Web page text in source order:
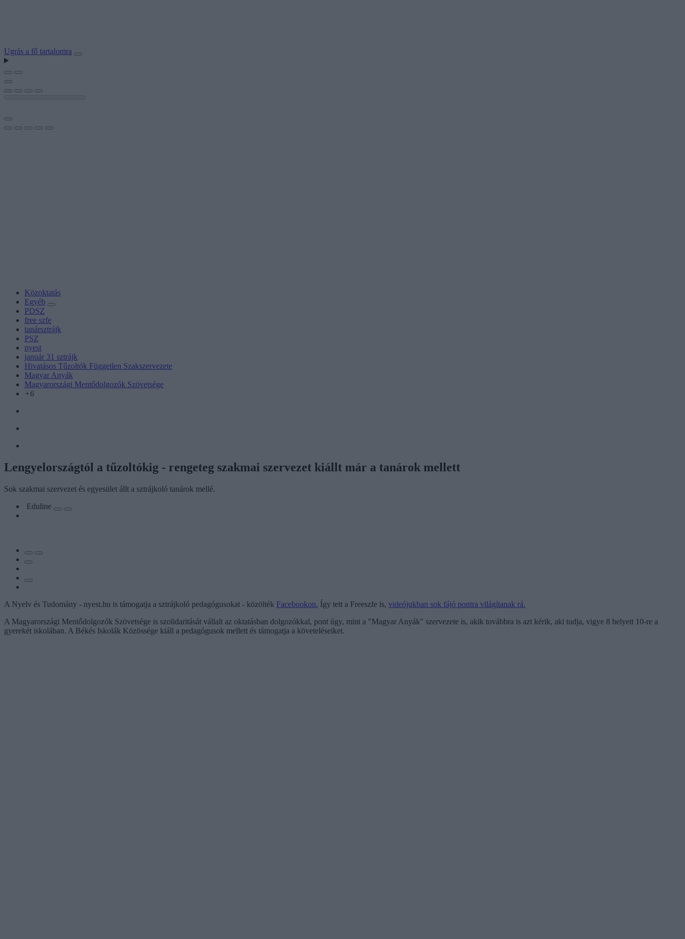
Ugrás a fő tartalomra
Közoktatás
Egyéb
PDSZ
free szfe
tanársztrájk
PSZ
nyest
január 31 sztrájk
Hivatásos Tűzoltók Független Szakszervezete
Magyar Anyák
Magyarországi Mentődolgozók Szövetsége
+6
Lengyelországtól a tűzoltókig - rengeteg szakmai szervezet kiállt már a tanárok mellett
Sok szakmai szervezet és egyesület állt a sztrájkoló tanárok mellé.
Eduline
A Nyelv és Tudomány - nyest.hu is támogatja a sztrájkoló pedagógusokat - közölték Facebookon. Így tett a Freeszfe is, videójukban sok fájó pontra világítanak rá.
A Magyarországi Mentődolgozók Szövetsége is szolidaritását vállalt az oktatásban dolgozókkal, pont úgy, mint a "Magyar Anyák" szervezete is, akik továbbra is azt kérik, aki tudja, vigye 8 helyett 10-re a
gyerekét iskolában. A Békés Iskolák Közössége kiáll a pedagógusok mellett és támogatja a követeléseiket.